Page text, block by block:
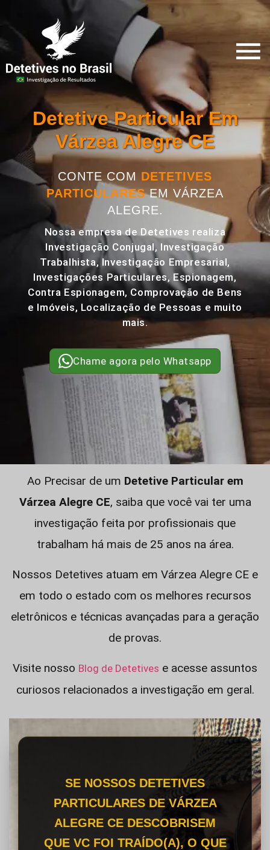
Detetive Particular Em
Várzea Alegre CE
CONTE COM DETETIVES
PARTICULARESEM VÁRZEA
ALEGRE.
Nossa empresa de Detetives realiza
Investigação Conjugal, Investigação
Trabalhista, Investigação Empresarial,
Investigações Particulares, Espionagem,
Contra Espionagem, Comprovação de Bens
e Imóveis, Localização de Pessoas e muito
mais.
Chame agora pelo Whatsapp
Ao Precisar de um Detetive Particular em
Várzea Alegre CE, saiba que você vai ter uma
investigação feita por profissionais que
trabalham há mais de 25 anos na área.
Nossos Detetives atuam em Várzea Alegre CE e
em todo o estado com os melhores recursos
eletrônicos e técnicas avançadas para a geração
de provas.
Visite nosso Blog de Detetives e acesse assuntos
curiosos relacionados a investigação em geral.
SE NOSSOS DETETIVES
PARTICULARES DE VÁRZEA
ALEGRE CE DESCOBRISEM
QUE VC FOI TRAÍDO(A), O QUE